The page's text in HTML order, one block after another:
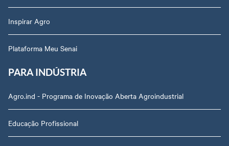
Inspirar Agro
Plataforma Meu Senai
PARA INDÚSTRIA
Agro.ind - Programa de Inovação Aberta Agroindustrial
Educação Profissional